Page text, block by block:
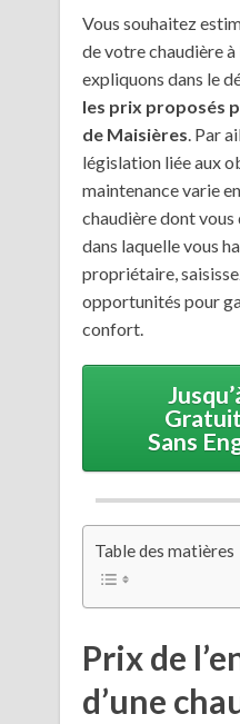
Vous souhaitez
de votre chaudière
expliquons dans le
les prix proposés
de Maisières. Par
législation liée aux
maintenance varie
chaudière dont
dans laquelle vous
propriétaire,
opportunités pour
confort.
Sans
Table des matières
Prix de
d’une